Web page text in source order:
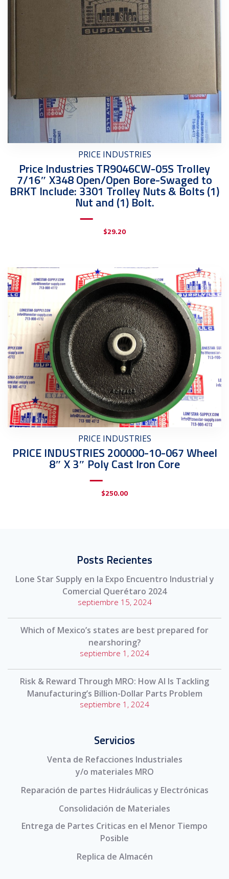
PRICE INDUSTRIES
Price Industries TR9046CW-05S Trolley
7/16″ X348 Open/Open Bore-Swaged to
BRKT Include: 3301 Trolley Nuts & Bolts (1)
Nut and (1) Bolt.
$29.20
PRICE INDUSTRIES
PRICE INDUSTRIES 200000-10-067 Wheel
8″ X 3″ Poly Cast Iron Core
$250.00
Posts Recientes
Lone Star Supply en la Expo Encuentro Industrial y
Comercial Querétaro 2024
septiembre 15, 2024
Which of Mexico’s states are best prepared for
nearshoring?
septiembre 1, 2024
Risk & Reward Through MRO: How AI Is Tackling
Manufacturing’s Billion-Dollar Parts Problem
septiembre 1, 2024
Servicios
Venta de Refacciones Industriales
y/o materiales MRO
Reparación de partes Hidráulicas y Electrónicas
Consolidación de Materiales
Entrega de Partes Criticas en el Menor Tiempo
Posible
Replica de Almacén